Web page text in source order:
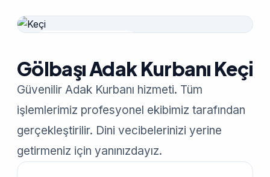
Gölbaşı Adak Kurbanı Keçi
Güvenilir Adak Kurbanı hizmeti. Tüm
işlemlerimiz profesyonel ekibimiz tarafından
gerçekleştirilir. Dini vecibelerinizi yerine
getirmeniz için yanınızdayız.